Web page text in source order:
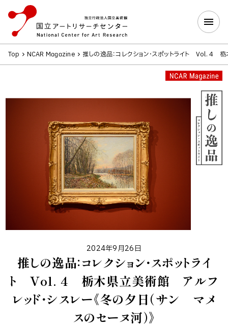
Top NCAR Magazine 推しの逸品：コレクション・スポットライト Vol. 4 栃
2024年9月26日
推しの逸品：コレクション・スポットライ
ト Vol. 4 栃木県立美術館 アルフ
レッド・シスレー《冬の夕日（サン゠マメ
スのセーヌ河）》